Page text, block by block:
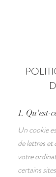
1. Qu'est-
Un cookie
de lettres et
votre
certains